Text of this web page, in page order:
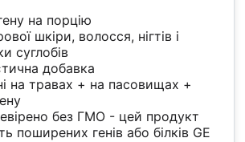
на порцію
шкіри, волосся, нігтів і
суглобів
добавка
на травах + на пасовищах +
без ГМО - цей продукт
поширених генів або білків GE